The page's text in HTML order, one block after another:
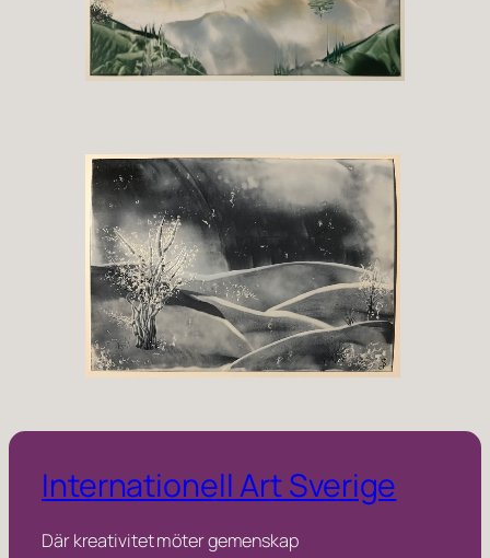
Internationell Art Sverige
Där kreativitet möter gemenskap